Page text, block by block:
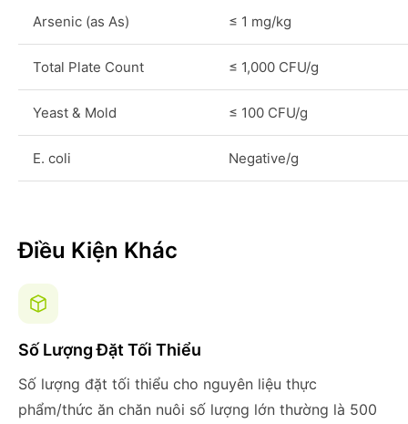
Arsenic (as As) ≤ 1 mg/kg
Total Plate Count ≤ 1,000 CFU/g
Yeast & Mold ≤ 100 CFU/g
E. coli Negative/g
Điều Kiện Khác
Số Lượng Đặt Tối Thiểu
Số lượng đặt tối thiểu cho nguyên liệu thực
phẩm/thức ăn chăn nuôi số lượng lớn thường là 500